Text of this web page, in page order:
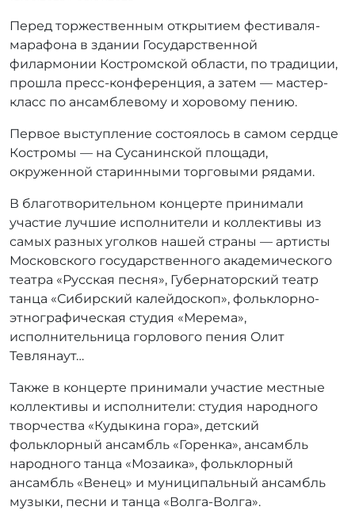
т
о
р
r
r
a
d
m
n
Перед торжественным открытием фестиваля-
марафона в здании Государственной
филармонии Костромской области, по традиции,
прошла пресс-конференция, а затем — мастер-
класс по ансамблевому и хоровому пению.
Первое выступление состоялось в самом сердце
Костромы — на Сусанинской площади,
окруженной старинными торговыми рядами.
В благотворительном концерте принимали
участие лучшие исполнители и коллективы из
самых разных уголков нашей страны — артисты
Московского государственного академического
театра «Русская песня», Губернаторский театр
танца «Сибирский калейдоскоп», фольклорно-
этнографическая студия «Мерема»,
исполнительница горлового пения Олит
Тевлянаут…
Также в концерте принимали участие местные
коллективы и исполнители: студия народного
творчества «Кудыкина гора», детский
фольклорный ансамбль «Горенка», ансамбль
народного танца «Мозаика», фольклорный
ансамбль «Венец» и муниципальный ансамбль
музыки, песни и танца «Волга-Волга».